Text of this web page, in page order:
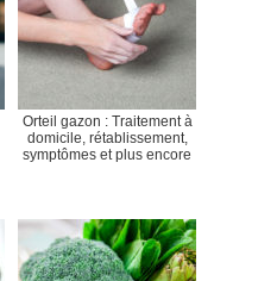
Orteil gazon : Traitement à
domicile, rétablissement,
symptômes et plus encore